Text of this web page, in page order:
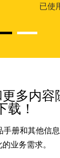
已使
多内容
载！
册和其他信
业务需求。